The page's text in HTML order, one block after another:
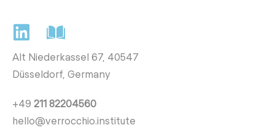
Alt Niederkassel 67, 40547
Düsseldorf, Germany
+49 211 82204560
hello@verrocchio.institute